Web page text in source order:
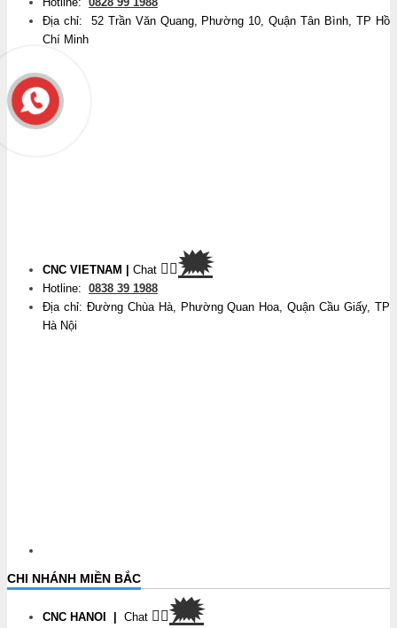
Địa chỉ: 52 Trần Văn Quang, Phường 10, Quận Tân Bình, TP Hồ
Chí Minh
CNC VIETNAM Chat 👉🏽🗯
Hotline: 0838 39 1988
Địa chỉ: Đường Chùa Hà, Phường Quan Hoa, Quận Cầu Giấy, TP
Hà Nội
CHI NHÁNH MIỀN BẮC
CNC HANOI Chat 👉🏽🗯